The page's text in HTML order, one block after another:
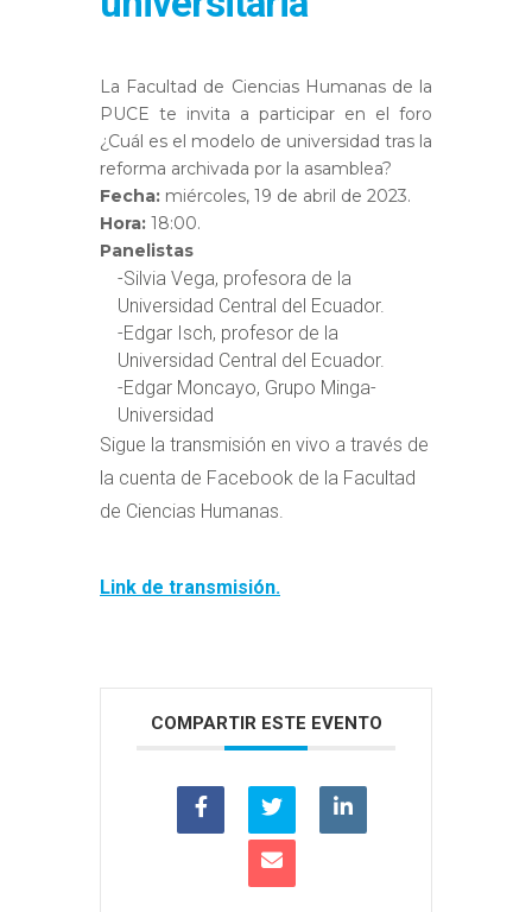
La Facultad de Ciencias Humanas de la
PUCE te invita a participar en el foro
¿Cuál es el modelo de universidad tras la
reforma archivada por la asamblea?
Fecha: miércoles, 19 de abril de 2023.
Hora: 18:00.
Panelistas
-Silvia Vega, profesora de la
Universidad Central del Ecuador.
-Edgar Isch, profesor de la
Universidad Central del Ecuador.
-Edgar Moncayo, Grupo Minga-
Universidad
Sigue la transmisión en vivo a través de
la cuenta de Facebook de la Facultad
de Ciencias Humanas.
Link de transmisión.
COMPARTIR ESTE EVENTO